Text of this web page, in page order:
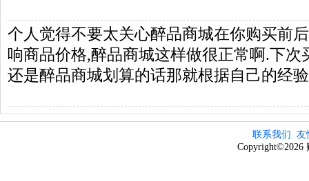
个人觉得不要太关心醉品商城在你购买前
响商品价格,醉品商城这样做很正常啊.下次
还是醉品商城划算的话那就根据自己的经
联系我们
友
Copyright©2026